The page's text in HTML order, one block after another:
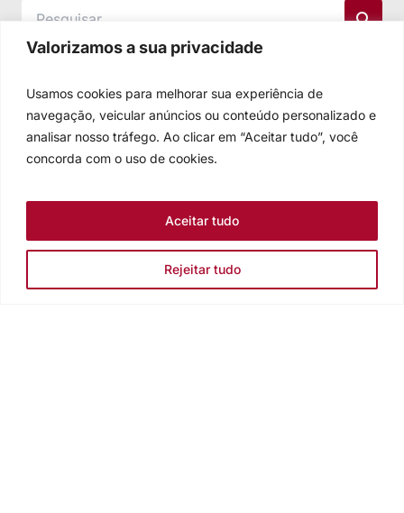
Valorizamos a sua privacidade
Usamos cookies para melhorar sua experiência de
navegação, veicular anúncios ou conteúdo personalizado e
analisar nosso tráfego. Ao clicar em “Aceitar tudo”, você
concorda com o uso de cookies.
Rejeitar tudo
Aceitar tudo